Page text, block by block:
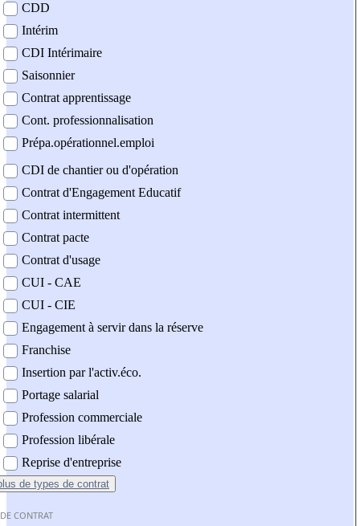
CDD
Intérim
CDI Intérimaire
Saisonnier
Contrat apprentissage
Cont. professionnalisation
Prépa.opérationnel.emploi
CDI de chantier ou d'opération
Contrat d'Engagement Educatif
Contrat intermittent
Contrat pacte
Contrat d'usage
CUI - CAE
CUI - CIE
Engagement à servir dans la réserve
Franchise
Insertion par l'activ.éco.
Portage salarial
Profession commerciale
Profession libérale
Reprise d'entreprise
de types de contrat
CONTRAT